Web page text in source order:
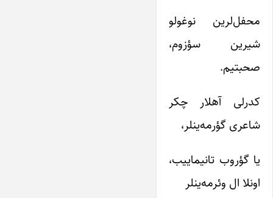
محفل‌لرین نوغولو
شیرین سؤزوم،
صحبتیم.
کدرلی آهلار چکر
شاعری گؤرمه‌ینلر،
یا گؤروب تانیماییب،
اونلا ال وئرمه‌ینلر